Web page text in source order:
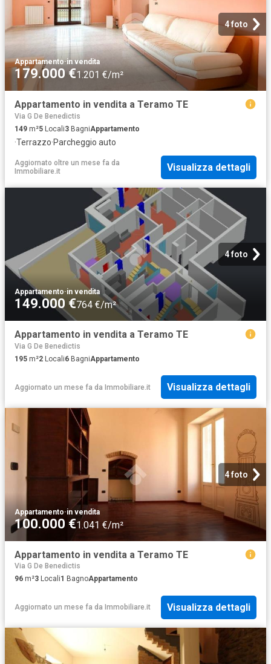
4 foto
Appartamento·in vendita
179.000 €1.201 €/m²
Appartamento in vendita a Teramo TE
Via G De Benedictis
149 m²5 Locali3 BagniAppartamento
·Terrazzo·Parcheggio auto
Aggiornato oltre un mese fa da
Immobiliare.it
Visualizza dettagli
4 foto
Appartamento·in vendita
149.000 €764 €/m²
Appartamento in vendita a Teramo TE
Via G De Benedictis
195 m²2 Locali6 BagniAppartamento
Aggiornato un mese fa da Immobiliare.it Visualizza dettagli
4 foto
Appartamento·in vendita
100.000 €1.041 €/m²
Appartamento in vendita a Teramo TE
Via G De Benedictis
96 m²3 Locali1 BagnoAppartamento
Aggiornato un mese fa da Immobiliare.it Visualizza dettagli